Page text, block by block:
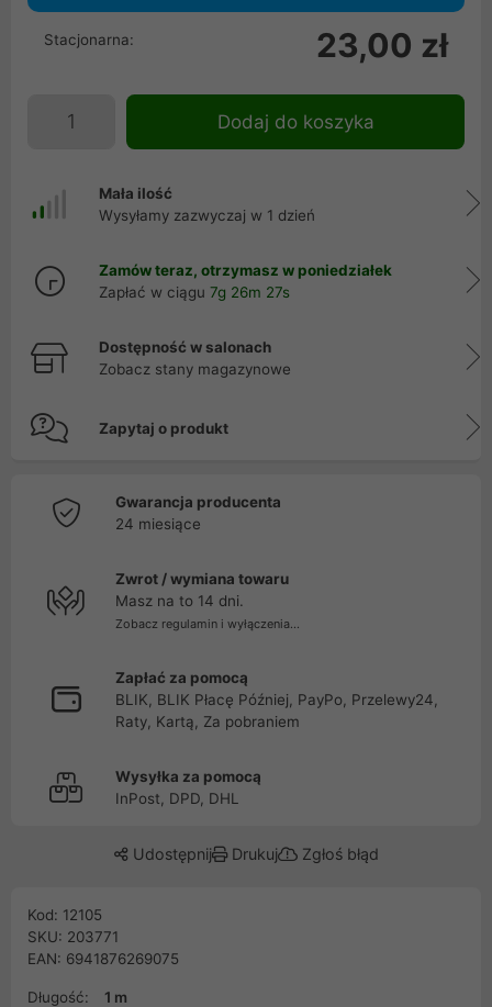
Stacjonarna: 23,00 zł
Dodaj do koszyka
Mała ilość
Wysyłamy zazwyczaj w 1 dzień
Zamów teraz, otrzymasz w poniedziałek
Zapłać w ciągu 7g 26m 26s
Dostępność w salonach
Zobacz stany magazynowe
Zapytaj o produkt
Gwarancja producenta
24 miesiące
Zwrot / wymiana towaru
Masz na to 14 dni.
Zobacz regulamin i wyłączenia...
Zapłać za pomocą
BLIK, BLIK Płacę Później, PayPo, Przelewy24,
Raty, Kartą, Za pobraniem
Wysyłka za pomocą
InPost, DPD, DHL
Udostępnij Drukuj Zgłoś błąd
Kod: 12105
SKU: 203771
EAN: 6941876269075
Długość:
1 m